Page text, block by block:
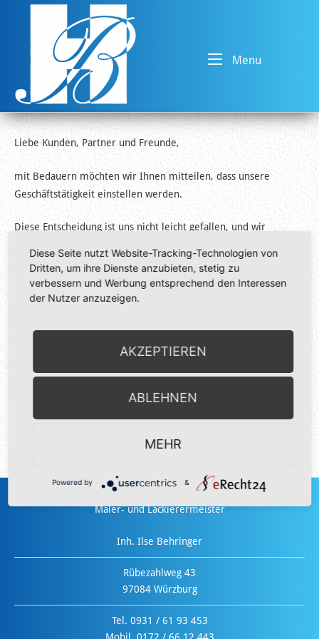
Home
Menu
Liebe Kunden, Partner und Freunde,
mit Bedauern möchten wir Ihnen mitteilen, dass unsere
Geschäftstätigkeit einstellen werden.
Diese Entscheidung ist uns nicht leicht gefallen, und wir
Unterstützung in den vergangenen Jahren.
Wir danken Ihnen von Herzen für Ihre langjährige
Ihnen zusammenzuarbeiten. Wir wünschen Ihnen alles Gute für
Mit freundlichen Grüßen
Holger Behringer
Maler- und Lackierermeister
Inh. Ilse Behringer
Rübezahlweg 43
97084 Würzburg
Tel. 0931 / 61 93 453
Mobil. 0172 / 66 12 443
Diese Seite nutzt Website-Tracking-Technologien von
Dritten, um ihre Dienste anzubieten, stetig zu
verbessern und Werbung entsprechend den Interessen
der Nutzer anzuzeigen.
AKZEPTIEREN
ABLEHNEN
MEHR
Powered by &